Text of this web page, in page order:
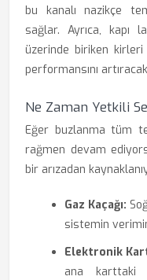
bu kanalı nazikçe
sağlar. Ayrıca, kapı
üzerinde biriken kirleri
performansını
Ne Zaman Yetkili
Eğer buzlanma tüm
rağmen devam
bir arızadan
Gaz Kaçağı:
sistemin
Elektronik
ana karttaki